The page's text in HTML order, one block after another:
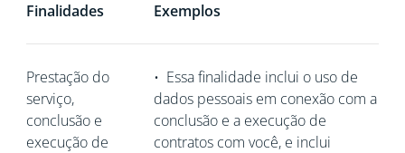
Finalidades Exemplos
Prestação do
serviço,
conclusão e
execução de
• Essa finalidade inclui o uso de
dados pessoais em conexão com a
conclusão e a execução de
contratos com você, e inclui